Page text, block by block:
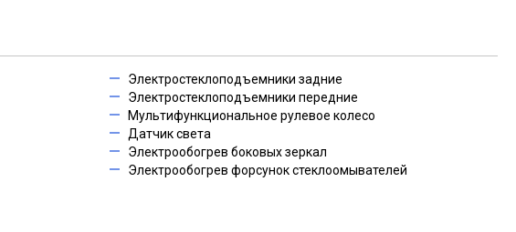
Электростеклоподъемники задние
Электростеклоподъемники передние
Мультифункциональное рулевое колесо
Датчик света
Электрообогрев боковых зеркал
Электрообогрев форсунок стеклоомывателей